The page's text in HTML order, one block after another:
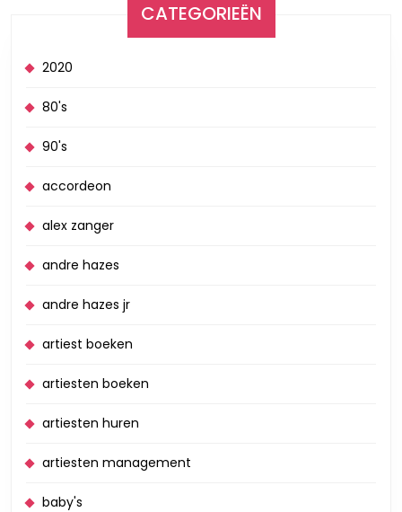
CATEGORIEËN
2020
80's
90's
accordeon
alex zanger
andre hazes
andre hazes jr
artiest boeken
artiesten boeken
artiesten huren
artiesten management
baby's